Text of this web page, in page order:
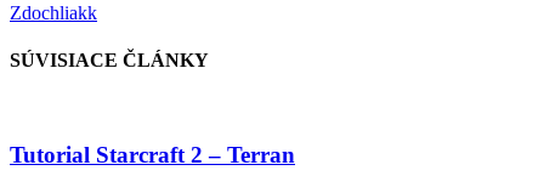
Zdochliakk
SÚVISIACE ČLÁNKY
Tutorial Starcraft 2 – Terran